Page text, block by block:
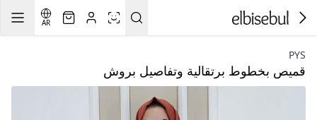
AR
PYS
قميص بخطوط برتقالية وتفاصيل بروش